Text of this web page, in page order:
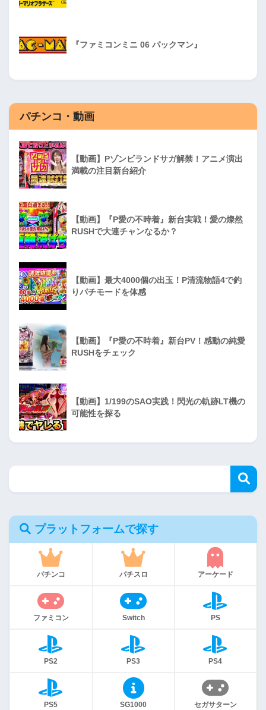
『ファミコンミニ 06 パックマン』
パチンコ・動画
【動画】Pゾンビランドサガ解禁！アニメ演出
満載の注目新台紹介
【動画】『P愛の不時着』新台実戦！愛の燦然
RUSHで大連チャンなるか？
【動画】最大4000個の出玉！P清流物語4で釣
りパチモードを体感
【動画】『P愛の不時着』新台PV！感動の純愛
RUSHをチェック
【動画】1/199のSAO実践！閃光の軌跡LT機の
可能性を探る
プラットフォームで探す
パチンコ パチスロ アーケード
ファミコン Switch PS
PS2 PS3 PS4
PS5 SG1000 セガサターン